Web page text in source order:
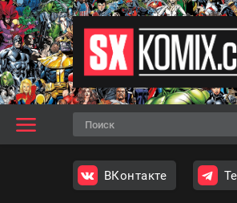
ВКонтакте